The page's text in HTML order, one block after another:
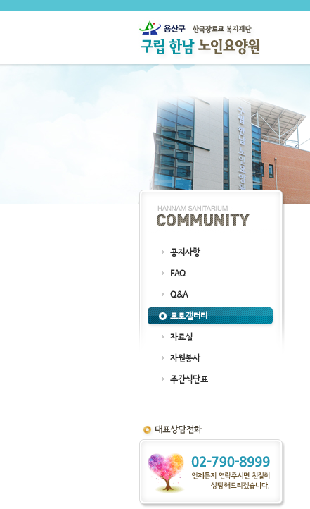
공지사항
FAQ
Q&A
포토갤러리
자료실
자원봉사
주간식단표